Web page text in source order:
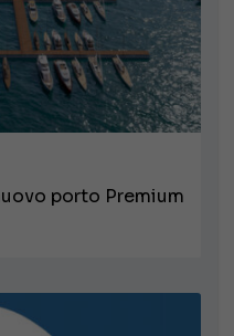
porto Premium